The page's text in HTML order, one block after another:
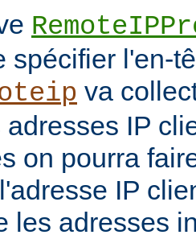
spécifier l'en-
va
IP
on pourra
IP
les adresses